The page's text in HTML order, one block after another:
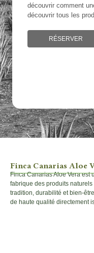
découvrir comment
découvrir tous les
RÉSERVER
Finca Canarias Aloe
Finca Canarias Aloe Vera est
fabrique des produits
tradition, durabilité et bien-
de haute qualité directement